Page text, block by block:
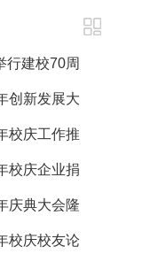
行建校70周
创新发展大
校庆工作推
校庆企业捐
庆典大会隆
校庆校友论